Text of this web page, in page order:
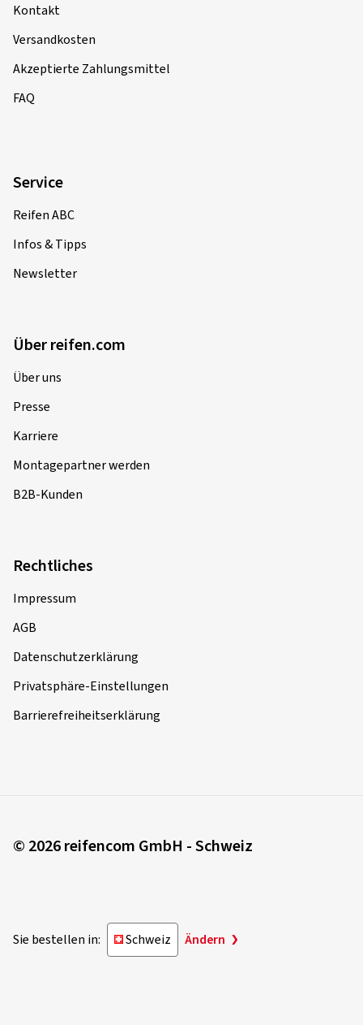
Kontakt
Versandkosten
Akzeptierte Zahlungsmittel
FAQ
Service
Reifen ABC
Infos & Tipps
Newsletter
Über reifen.com
Über uns
Presse
Karriere
Montagepartner werden
B2B-Kunden
Rechtliches
Impressum
AGB
Datenschutzerklärung
Privatsphäre-Einstellungen
Barrierefreiheitserklärung
© 2026 reifencom GmbH - Schweiz
Sie bestellen in: Schweiz Ändern